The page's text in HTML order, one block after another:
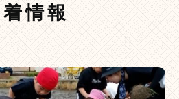
新着情報